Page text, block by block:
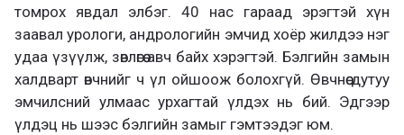
томрох явдал элбэг. 40 нас гараад эрэгтэй хүн
заавал урологи, андрологийн эмчид хоёр жилдээ нэг
удаа үзүүлж, зөвлөгөө авч байх хэрэгтэй. Бэлгийн замын
халдварт өвчнийг ч үл ойшоож болохгүй. Өвчнөө дутуу
эмчилсний улмаас урхагтай үлдэх нь бий. Эдгээр
үлдэц нь шээс бэлгийн замыг гэмтээдэг юм.